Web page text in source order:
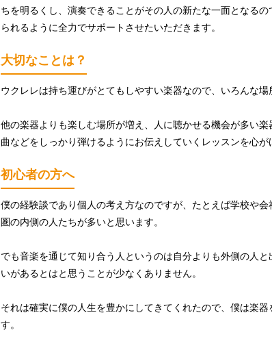
ちを明るくし、演奏できることがその人の新たな一面となる
られるように全力でサポートさせたいただきます。
大切なことは？
ウクレレは持ち運びがとてもしやすい楽器なので、いろんな場
他の楽器よりも楽しむ場所が増え、人に聴かせる機会が多い
曲などをしっかり弾けるようにお伝えしていくレッスンを心が
初心者の方へ
僕の経験談であり個人の考え方なのですが、たとえば学校や
圏の内側の人たちが多いと思います。
でも音楽を通じて知り合う人というのは自分よりも外側の人
いがあるとはと思うことが少なくありません。
それは確実に僕の人生を豊かにしてきてくれたので、僕は楽
す。